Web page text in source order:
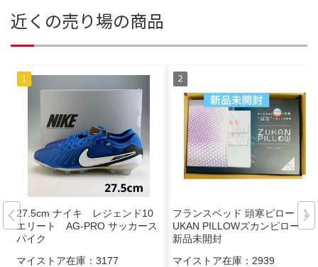
近くの売り場の商品
27.5cm ナイキ レジェンド10
エリート AG-PRO サッカース
パイク
マイストア在庫： 3177
フランスベッド 頭寒ピロー Z
UKAN PILLOWズカンピロー
新品未開封
マイストア在庫： 2939